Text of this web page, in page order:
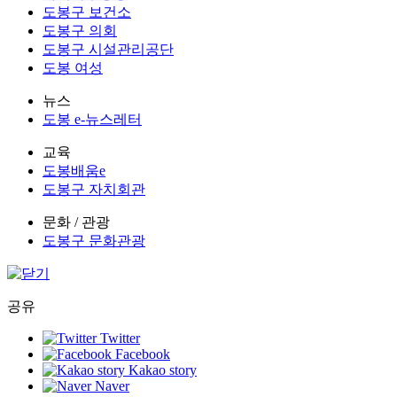
도봉구 보건소
도봉구 의회
도봉구 시설관리공단
도봉 여성
뉴스
도봉 e-뉴스레터
교육
도봉배움e
도봉구 자치회관
문화 / 관광
도봉구 문화관광
공유
Twitter
Facebook
Kakao story
Naver